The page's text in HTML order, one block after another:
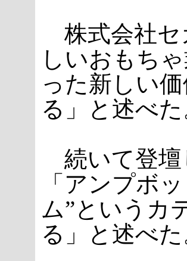
株式会社セ
しいおもち
った新しい
る」と述べ
続いて登壇
「アンプボ
ム”というカ
る」と述べ